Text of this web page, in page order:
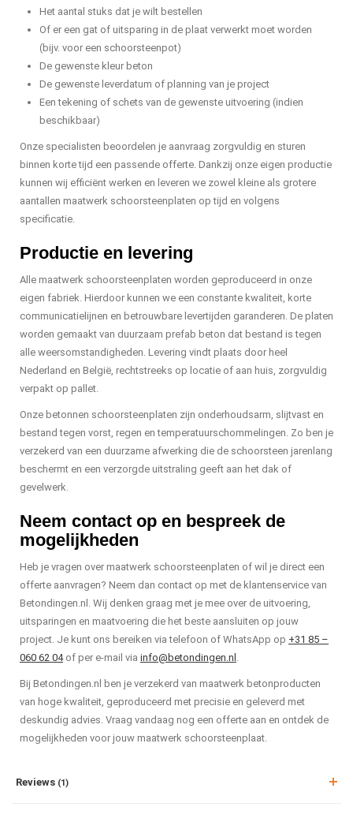
Het aantal stuks dat je wilt bestellen
Of er een gat of uitsparing in de plaat verwerkt moet worden
(bijv. voor een schoorsteenpot)
De gewenste kleur beton
De gewenste leverdatum of planning van je project
Een tekening of schets van de gewenste uitvoering (indien
beschikbaar)
Onze specialisten beoordelen je aanvraag zorgvuldig en sturen
binnen korte tijd een passende offerte. Dankzij onze eigen productie
kunnen wij efficiënt werken en leveren we zowel kleine als grotere
aantallen maatwerk schoorsteenplaten op tijd en volgens
specificatie.
Productie en levering
Alle maatwerk schoorsteenplaten worden geproduceerd in onze
eigen fabriek. Hierdoor kunnen we een constante kwaliteit, korte
communicatielijnen en betrouwbare levertijden garanderen. De platen
worden gemaakt van duurzaam prefab beton dat bestand is tegen
alle weersomstandigheden. Levering vindt plaats door heel
Nederland en België, rechtstreeks op locatie of aan huis, zorgvuldig
verpakt op pallet.
Onze betonnen schoorsteenplaten zijn onderhoudsarm, slijtvast en
bestand tegen vorst, regen en temperatuurschommelingen. Zo ben je
verzekerd van een duurzame afwerking die de schoorsteen jarenlang
beschermt en een verzorgde uitstraling geeft aan het dak of
gevelwerk.
Neem contact op en bespreek de
mogelijkheden
Heb je vragen over maatwerk schoorsteenplaten of wil je direct een
offerte aanvragen? Neem dan contact op met de klantenservice van
Betondingen.nl. Wij denken graag met je mee over de uitvoering,
uitsparingen en maatvoering die het beste aansluiten op jouw
project. Je kunt ons bereiken via telefoon of WhatsApp op +31 85 –
060 62 04of per e-mail via info@betondingen.nl .
Bij Betondingen.nl ben je verzekerd van maatwerk betonproducten
van hoge kwaliteit, geproduceerd met precisie en geleverd met
deskundig advies. Vraag vandaag nog een offerte aan en ontdek de
mogelijkheden voor jouw maatwerk schoorsteenplaat.
Reviews (1)